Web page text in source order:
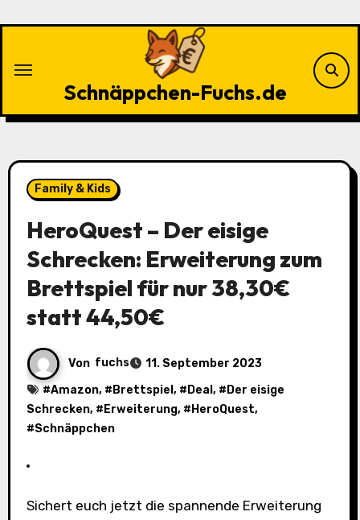
Schnäppchen-Fuchs.de
Family & Kids
HeroQuest – Der eisige
Schrecken: Erweiterung zum
Brettspiel für nur 38,30€
statt 44,50€
Von fuchs
11. September 2023
#Amazon, # Brettspiel , # Deal , # Der eisige
Schrecken, # Erweiterung, # HeroQuest,
#Schnäppchen
Sichert euch jetzt die spannende Erweiterung